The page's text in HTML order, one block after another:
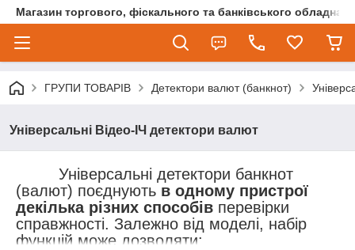
Магазин торгового, фіскального та банківського
ГРУПИ ТОВАРІВ Детектори валют (банкнот)
Універсальні Відео-ІЧ детектори валют
Універсальні детектори банкнот
(валют) поєднують в одному пристрої
декілька різних способів перевірки
справжності. Залежно від моделі, набір
функцій може дозволяти: